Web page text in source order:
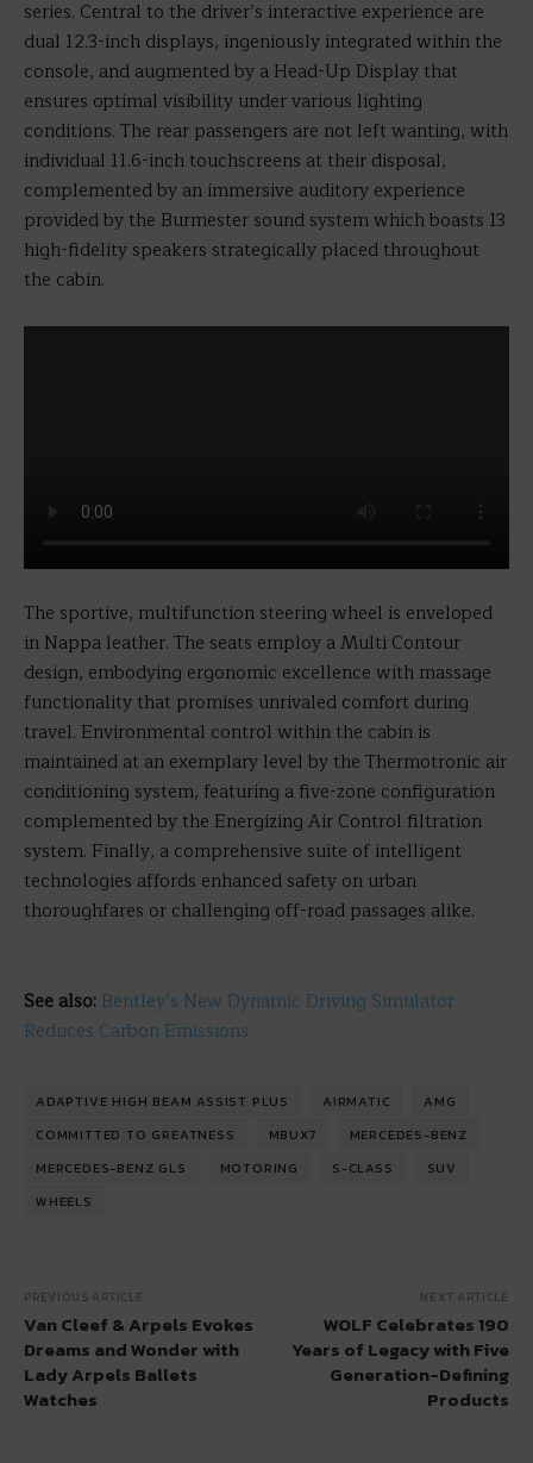
series. Central to the driver’s interactive experience are
dual 12.3-inch displays, ingeniously integrated within the
console, and augmented by a Head-Up Display that
ensures optimal visibility under various lighting
conditions. The rear passengers are not left wanting, with
individual 11.6-inch touchscreens at their disposal,
complemented by an immersive auditory experience
provided by the Burmester sound system which boasts 13
high-fidelity speakers strategically placed throughout
the cabin.
The sportive, multifunction steering wheel is enveloped
in Nappa leather. The seats employ a Multi Contour
design, embodying ergonomic excellence with massage
functionality that promises unrivaled comfort during
travel. Environmental control within the cabin is
maintained at an exemplary level by the Thermotronic air
conditioning system, featuring a five-zone configuration
complemented by the Energizing Air Control filtration
system. Finally, a comprehensive suite of intelligent
technologies affords enhanced safety on urban
thoroughfares or challenging off-road passages alike.
See also: Bentley’s New Dynamic Driving Simulator
Reduces Carbon Emissions
ADAPTIVE HIGH BEAM ASSIST PLUS AIRMATIC
AMG
COMMITTED TO GREATNESS
MBUX7
MERCEDES-BENZ
MERCEDES-BENZ GLS
MOTORING S-CLASS
SUV
WHEELS
PREVIOUS ARTICLE
Van Cleef & Arpels Evokes
Dreams and Wonder with
Lady Arpels Ballets
Watches
NEXT ARTICLE
WOLF Celebrates 190
Years of Legacy with Five
Generation-Defining
Products